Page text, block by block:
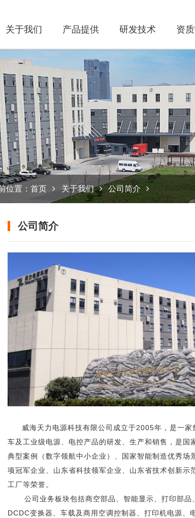
关于我们 产品提供 研发技术 资
位置： 首页 关于我们 公司简介
公司简介
威海天力电源科技有限公司成立于2005年，是一
车及工业级电源、电控产品的研发、生产和销售，是国
典型案例（数字领航中小企业）、国家智能制造优秀
项冠军企业、山东省科技领军企业、山东省技术创新
工厂等荣誉。
公司业务板块包括商空部品、智能显示、打印部
DCDC变换器、车载及商用空调控制器、打印机电源